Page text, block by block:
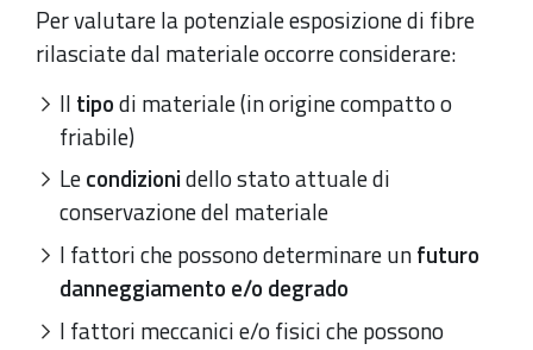
Per valutare la potenziale esposizione di fibre
rilasciate dal materiale occorre considerare:
Il tipodi materiale (in origine compatto o
friabile)
Lecondizionidello stato attuale di
conservazione del materiale
I fattori che possono determinare unfuturo
danneggiamento e/o degrado
I fattori meccanici e/o fisici che possono